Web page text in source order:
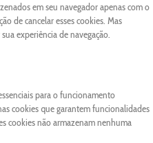
em seu navegador apenas com o
de cancelar esses cookies. Mas
experiência de navegação.
para o funcionamento
cookies que garantem funcionalidades
cookies não armazenam nenhuma